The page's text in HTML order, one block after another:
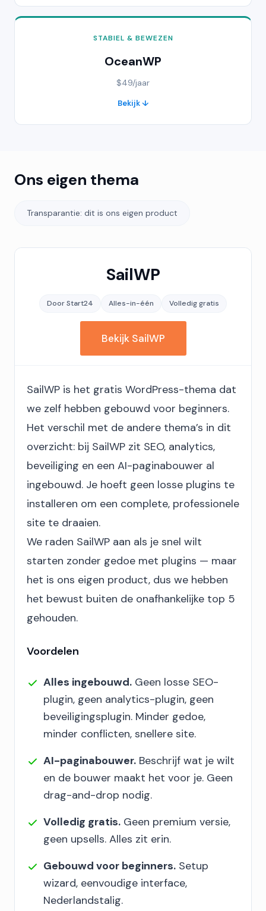
STABIEL & BEWEZEN
OceanWP
$49/jaar
Bekijk ↓
Ons eigen thema
Transparantie: dit is ons eigen product
SailWP
Door Start24 Alles-in-één Volledig gratis
Bekijk SailWP
SailWP is het gratis WordPress-thema dat
we zelf hebben gebouwd voor beginners.
Het verschil met de andere thema’s in dit
overzicht: bij SailWP zit SEO, analytics,
beveiliging en een AI-paginabouwer al
ingebouwd. Je hoeft geen losse plugins te
installeren om een complete, professionele
site te draaien.
We raden SailWP aan als je snel wilt
starten zonder gedoe met plugins — maar
het is ons eigen product, dus we hebben
het bewust buiten de onafhankelijke top 5
gehouden.
Voordelen
Alles ingebouwd. Geen losse SEO-
plugin, geen analytics-plugin, geen
beveiligingsplugin. Minder gedoe,
minder conflicten, snellere site.
AI-paginabouwer. Beschrijf wat je wilt
en de bouwer maakt het voor je. Geen
drag-and-drop nodig.
Volledig gratis. Geen premium versie,
geen upsells. Alles zit erin.
Gebouwd voor beginners. Setup
wizard, eenvoudige interface,
Nederlandstalig.